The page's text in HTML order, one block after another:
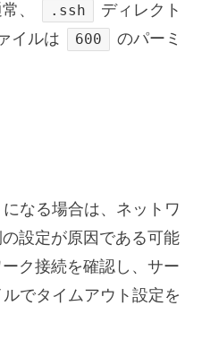
、
.ssh
ディレクト
イルは 600
のパーミ
なる場合は、ネットワ
設定が原因である可能
ク接続を確認し、サー
でタイムアウト設定を